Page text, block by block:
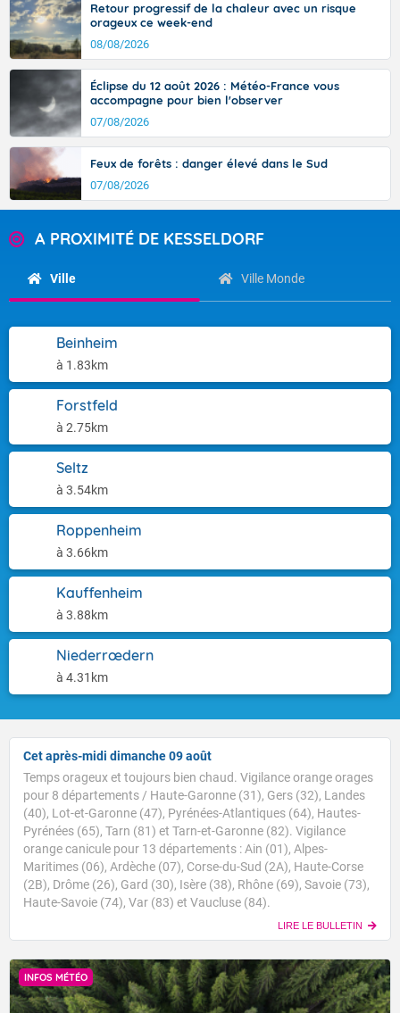
Retour progressif de la chaleur avec un risque
orageux ce week-end
08/08/2026
Éclipse du 12 août 2026 : Météo-France vous
accompagne pour bien l'observer
07/08/2026
Feux de forêts : danger élevé dans le Sud
07/08/2026
A PROXIMITÉ DE KESSELDORF
Ville Ville Monde
Beinheim
à 1.83km
Forstfeld
à 2.75km
Seltz
à 3.54km
Roppenheim
à 3.66km
Kauffenheim
à 3.88km
Niederrœdern
à 4.31km
Cet après-midi dimanche 09 août
Temps orageux et toujours bien chaud. Vigilance orange orages
pour 8 départements / Haute-Garonne (31), Gers (32), Landes
(40), Lot-et-Garonne (47), Pyrénées-Atlantiques (64), Hautes-
Pyrénées (65), Tarn (81) et Tarn-et-Garonne (82). Vigilance
orange canicule pour 13 départements : Ain (01), Alpes-
Maritimes (06), Ardèche (07), Corse-du-Sud (2A), Haute-Corse
(2B), Drôme (26), Gard (30), Isère (38), Rhône (69), Savoie (73),
Haute-Savoie (74), Var (83) et Vaucluse (84).
LIRE LE BULLETIN
INFOS MÉTÉO